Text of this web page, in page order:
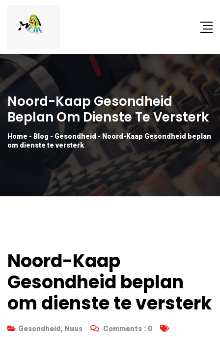
Noord-Kaap Gesondheid
Beplan Om Dienste Te Versterk
Home - Blog - Gesondheid-Noord-Kaap Gesondheid beplan
om dienste te versterk
Noord-Kaap
Gesondheid beplan
om dienste te versterk
Gesondheid, Nuus Comments : 0